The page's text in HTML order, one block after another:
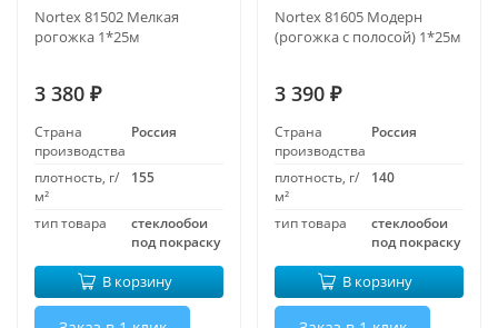
Nortex 81502 Мелкая
рогожка 1*25м
3 380 ₽
Страна
производства
Россия
плотность, г/
м²
155
тип товара
стеклообои
под покраску
В корзину
Nortex 81605 Модерн
(рогожка с полосой) 1*25м
3 390 ₽
Страна
производства
Россия
плотность, г/
м²
140
тип товара
стеклообои
под покраску
В корзину